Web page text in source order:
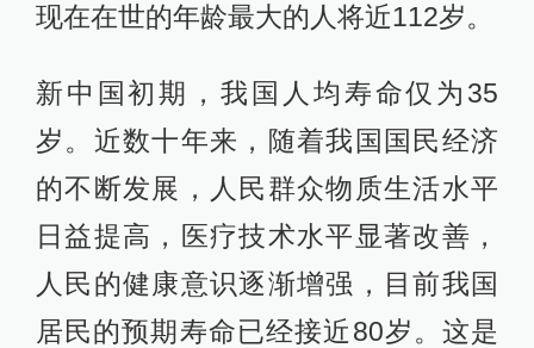
现在在世的年龄最大的人将近112岁。
新中国初期，我国人均寿命仅为35
岁。近数十年来，随着我国国民经济
的不断发展，人民群众物质生活水平
日益提高，医疗技术水平显著改善，
人民的健康意识逐渐增强，目前我国
居民的预期寿命已经接近80岁。这是